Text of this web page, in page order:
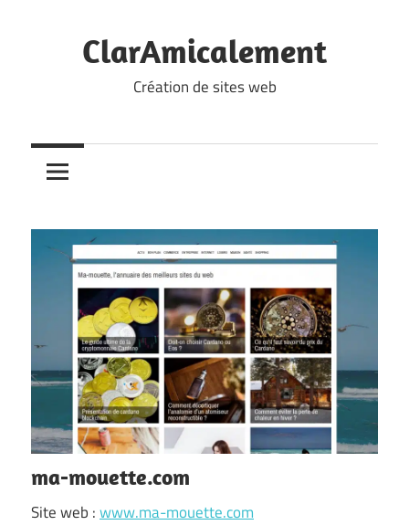
ClarAmicalement
Création de sites web
ma-mouette.com
Site web :www.ma-mouette.com